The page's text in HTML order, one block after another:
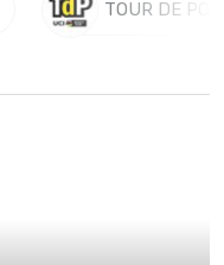
TOUR DE